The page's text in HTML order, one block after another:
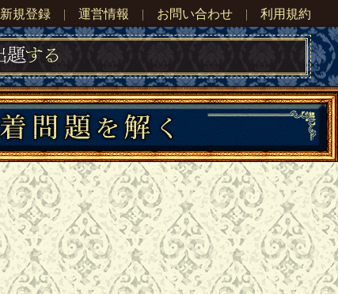
新規登録 |運営情報 | お問い合わせ |利用規約